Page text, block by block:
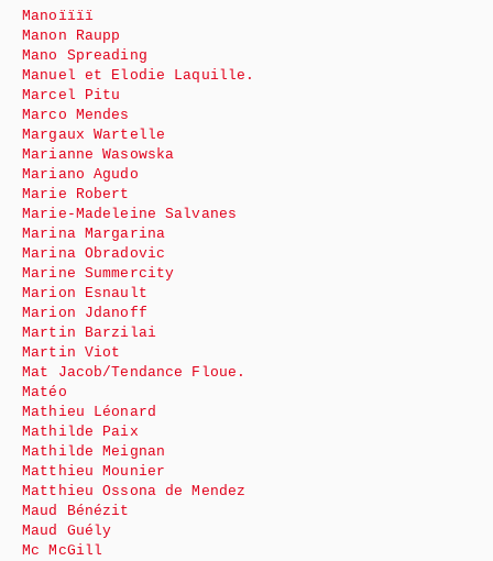
Manoïïïï
Manon Raupp
Mano Spreading
Manuel et Elodie Laquille.
Marcel Pitu
Marco Mendes
Margaux Wartelle
Marianne Wasowska
Mariano Agudo
Marie Robert
Marie-Madeleine Salvanes
Marina Margarina
Marina Obradovic
Marine Summercity
Marion Esnault
Marion Jdanoff
Martin Barzilai
Martin Viot
Mat Jacob/Tendance Floue.
Matéo
Mathieu Léonard
Mathilde Paix
Mathilde Meignan
Matthieu Mounier
Matthieu Ossona de Mendez
Maud Bénézit
Maud Guély
Mc McGill